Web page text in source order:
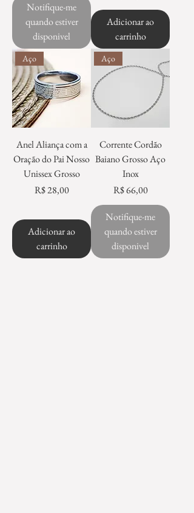
Notifique-me
quando estiver
disponivel
Adicionar ao
carrinho
Aço
Anel Aliança com a
Oração do Pai Nosso
Unissex Grosso
Preço
R$ 28,00
Adicionar ao
carrinho
Aço
Corrente Cordão
Baiano Grosso Aço
Inox
Preço
R$ 66,00
Notifique-me
quando estiver
disponivel